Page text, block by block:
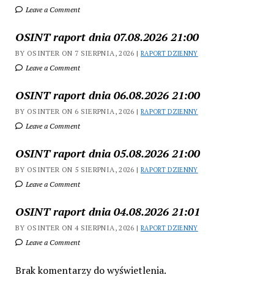
Leave a Comment
OSINT raport dnia 07.08.2026 21:00
BY OSINTER ON 7 SIERPNIA, 2026 | RAPORT DZIENNY
Leave a Comment
OSINT raport dnia 06.08.2026 21:00
BY OSINTER ON 6 SIERPNIA, 2026 | RAPORT DZIENNY
Leave a Comment
OSINT raport dnia 05.08.2026 21:00
BY OSINTER ON 5 SIERPNIA, 2026 | RAPORT DZIENNY
Leave a Comment
OSINT raport dnia 04.08.2026 21:01
BY OSINTER ON 4 SIERPNIA, 2026 | RAPORT DZIENNY
Leave a Comment
Brak komentarzy do wyświetlenia.